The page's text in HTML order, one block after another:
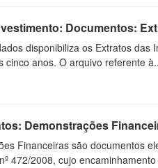
Documentos:
disponibiliza os Extratos
cinco anos. O arquivo referente
Demonstrações
Financeiras são documentos
472/2008, cujo